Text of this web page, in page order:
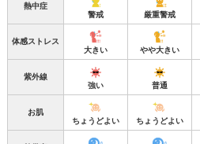
熱中症
警戒
厳重警戒
体感ストレス
大きい
やや大きい
紫外線
強い
普通
お肌
ちょうどよい
ちょうどよい